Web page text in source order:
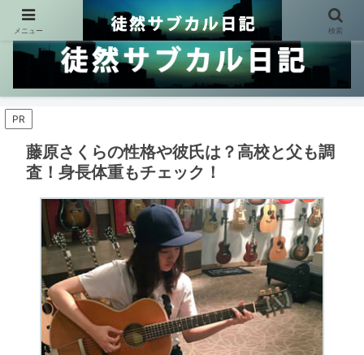
PR
藤原さくらの性格や彼氏は？高校と父も調
査！身長体重もチェック！
メニュー 検索